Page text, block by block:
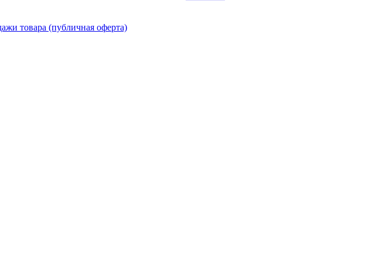
товара (публичная оферта)